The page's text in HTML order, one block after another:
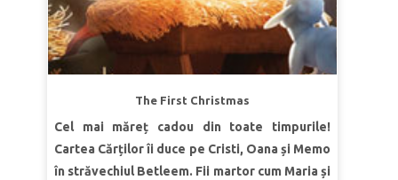
rugăciunilor mele.
Verset | Sari ca mingea „Cheamă-Mă, şi-ţi voi
răspunde; şi îţi voi vesti lucruri mari, lucruri
ascunse pe care nu le cunoşti.” Ieremia 33:3
LECȚIA 2 FII CURAJOS
Adevăr biblic: Dumnezeu mă ajută să susțin ce
The First Christmas
Cel mai măreț cadou din toate timpurile!
Cartea Cărților îi duce pe Cristi, Oana și Memo
în străvechiul Betleem. Fii martor cum Maria și